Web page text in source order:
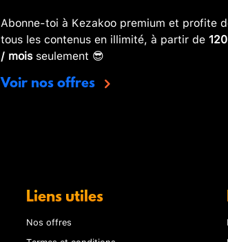
Abonne-toi à Kezakoo premium et profite
tous les contenus en illimité, à partir de
/ moisseulement 😎
Voir nos offres
Liens utiles
Nos offres